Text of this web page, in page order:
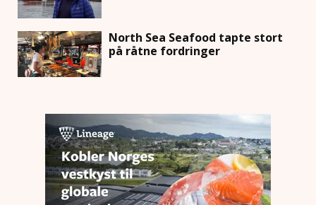
North Sea Seafood tapte stort
på råtne fordringer